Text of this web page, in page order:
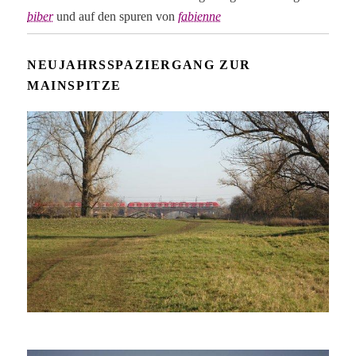
biberund auf den spuren vonfabienne
NEUJAHRSSPAZIERGANG ZUR
MAINSPITZE